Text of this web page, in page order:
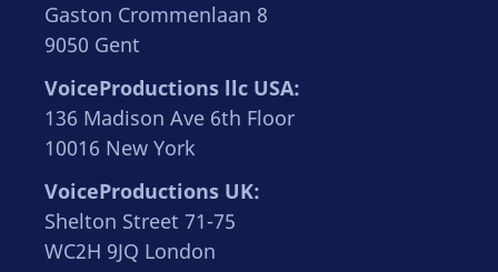
Gaston Crommenlaan 8
9050 Gent
VoiceProductions llc USA:
136 Madison Ave 6th Floor
10016 New York
VoiceProductions UK:
Shelton Street 71-75
WC2H 9JQ London